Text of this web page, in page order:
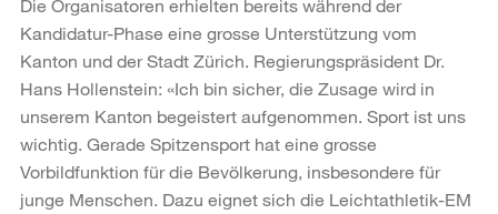
Die Organisatoren erhielten bereits während der
Kandidatur-Phase eine grosse Unterstützung vom
Kanton und der Stadt Zürich. Regierungspräsident Dr.
Hans Hollenstein: «Ich bin sicher, die Zusage wird in
unserem Kanton begeistert aufgenommen. Sport ist uns
wichtig. Gerade Spitzensport hat eine grosse
Vorbildfunktion für die Bevölkerung, insbesondere für
junge Menschen. Dazu eignet sich die Leichtathletik-EM